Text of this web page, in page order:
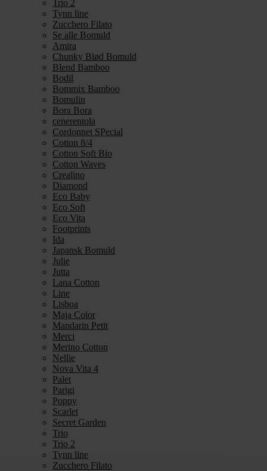
Trio 2
Tynn line
Zucchero Filato
Se alle Bomuld
Amira
Chunky Blød Bomuld
Blend Bamboo
Bodil
Bommix Bamboo
Bomulin
Bora Bora
cenerentola
Cordonnet SPecial
Cotton 8/4
Cotton Soft Bio
Cotton Waves
Crealino
Diamond
Eco Baby
Eco Soft
Eco Vita
Footprints
Ida
Japansk Bomuld
Julie
Jutta
Lana Cotton
Line
Lisboa
Maja Color
Mandarin Petit
Merci
Merino Cotton
Nellie
Nova Vita 4
Palet
Parigi
Poppy
Scarlet
Secret Garden
Trio
Trio 2
Tynn line
Zucchero Filato